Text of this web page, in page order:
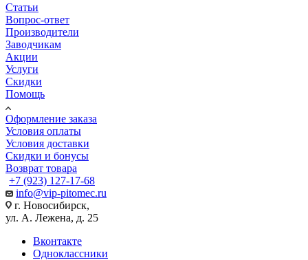
Статьи
Вопрос-ответ
Производители
Заводчикам
Акции
Услуги
Скидки
Помощь
Оформление заказа
Условия оплаты
Условия доставки
Скидки и бонусы
Возврат товара
+7 (923) 127-17-68
info@vip-pitomec.ru
г. Новосибирск,
ул. А. Лежена, д. 25
Вконтакте
Одноклассники